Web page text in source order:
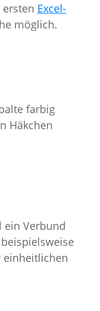
Excel-
möglich.
farbig
Häkchen
ein Verbund
einheitlichen